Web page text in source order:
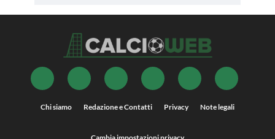
Chi siamo Redazione e Contatti Privacy Note legali